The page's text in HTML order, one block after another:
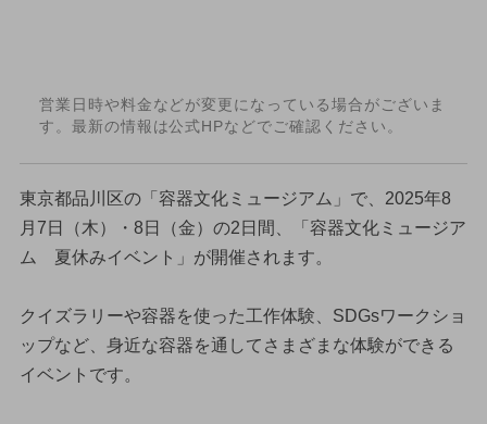
営業日時や料金などが変更になっている場合がございま
す。最新の情報は公式HPなどでご確認ください。
東京都品川区の「容器文化ミュージアム」で、2025年8
月7日（木）・8日（金）の2日間、「容器文化ミュージア
ム 夏休みイベント」が開催されます。
クイズラリーや容器を使った工作体験、SDGsワークショ
ップなど、身近な容器を通してさまざまな体験ができる
イベントです。